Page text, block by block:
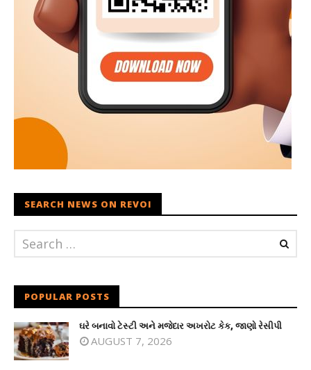
SEARCH NEWS ON REVOI
POPULAR POSTS
ઘરે બનાવો ટેસ્ટી અને મજેદાર અખરોટ કેક, જાણો રેસીપી
AUGUST 7, 2026